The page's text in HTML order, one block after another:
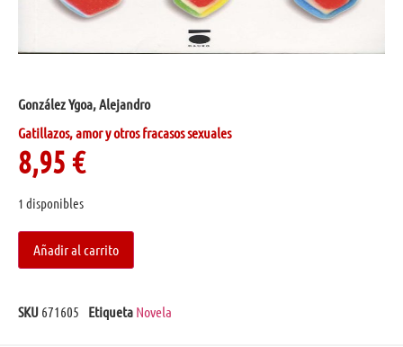
González Ygoa, Alejandro
Gatillazos, amor y otros fracasos sexuales
8,95 €
1 disponibles
Añadir al carrito
SKU 671605 Etiqueta Novela